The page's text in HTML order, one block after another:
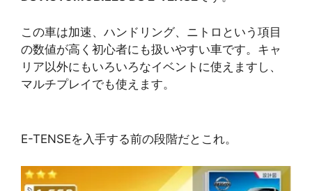
この車は加速、ハンドリング、ニトロという項目
の数値が高く初心者にも扱いやすい車です。キャ
リア以外にもいろいろなイベントに使えますし、
マルチプレイでも使えます。
E-TENSEを入手する前の段階だとこれ。